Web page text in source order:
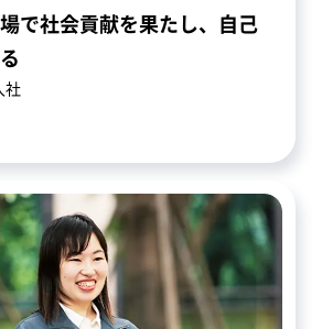
で社会貢献を果たし、自己
社